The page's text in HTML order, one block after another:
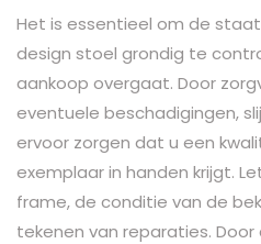
Het is essentieel om de
design stoel grondig te
aankoop overgaat. Door
eventuele beschadigingen,
ervoor zorgen dat u een
exemplaar in handen krijgt.
frame, de conditie van de
tekenen van reparaties.